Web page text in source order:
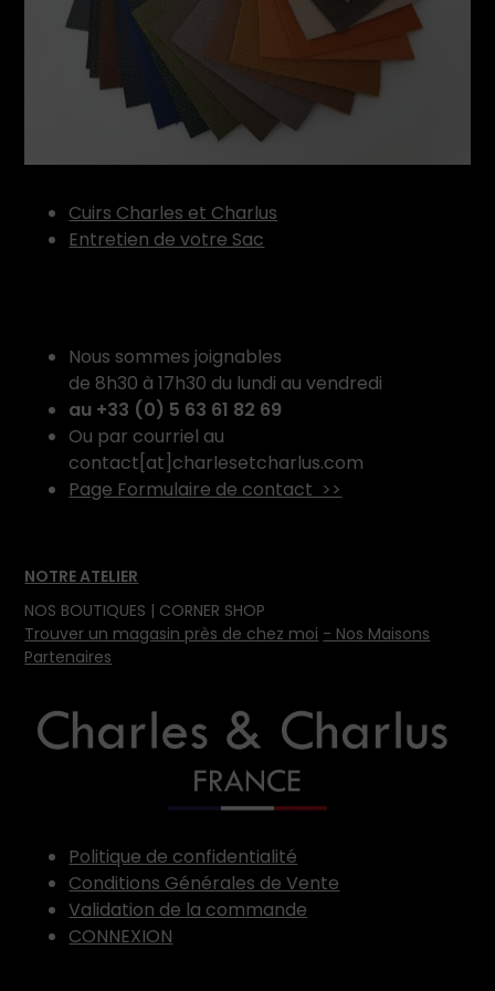
Cuirs Charles et Charlus
Entretien de votre Sac
Nous sommes joignables
de 8h30 à 17h30 du lundi au vendredi
au +33 (0) 5 63 61 82 69
Ou par courriel au
contact[at]charlesetcharlus.com
Page Formulaire de contact >>
NOTRE ATELIER
NOS BOUTIQUES | CORNER SHOP
Trouver un magasin près de chez moi - Nos Maisons
Partenaires
Politique de confidentialité
Conditions Générales de Vente
Validation de la commande
CONNEXION